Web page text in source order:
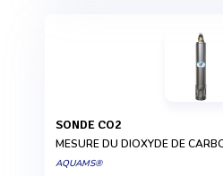
SONDE CO2
MESURE DU DIOXYDE DE
AQUAMS®